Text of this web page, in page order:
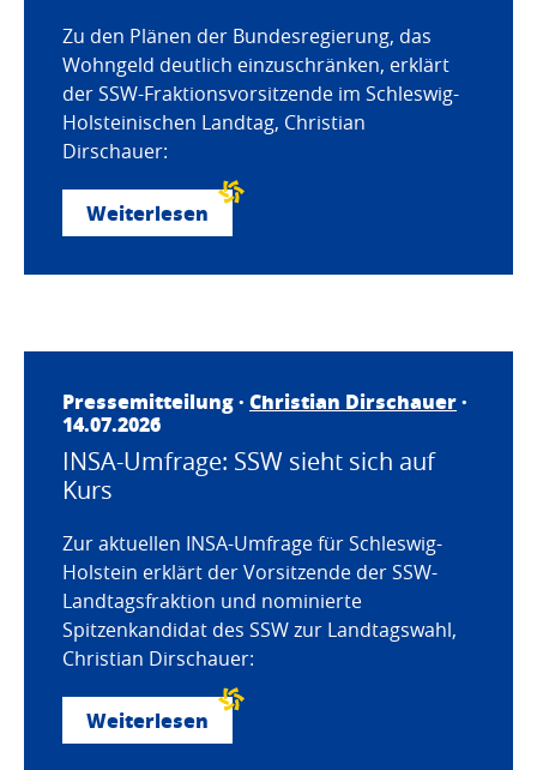
Zu den Plänen der Bundesregierung, das
Wohngeld deutlich einzuschränken, erklärt
der SSW-Fraktionsvorsitzende im Schleswig-
Holsteinischen Landtag, Christian
Dirschauer:
Weiterlesen
Pressemitteilung · Christian Dirschauer·
14.07.2026
INSA-Umfrage: SSW sieht sich auf
Kurs
Zur aktuellen INSA-Umfrage für Schleswig-
Holstein erklärt der Vorsitzende der SSW-
Landtagsfraktion und nominierte
Spitzenkandidat des SSW zur Landtagswahl,
Christian Dirschauer:
Weiterlesen